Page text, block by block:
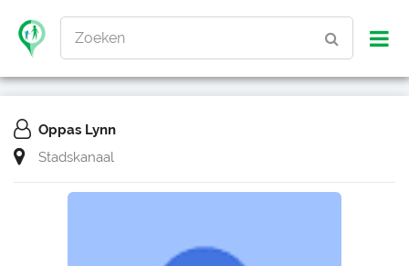
Zoeken
Oppas Lynn
Stadskanaal